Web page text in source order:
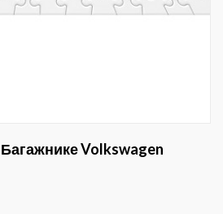
Volkswagen